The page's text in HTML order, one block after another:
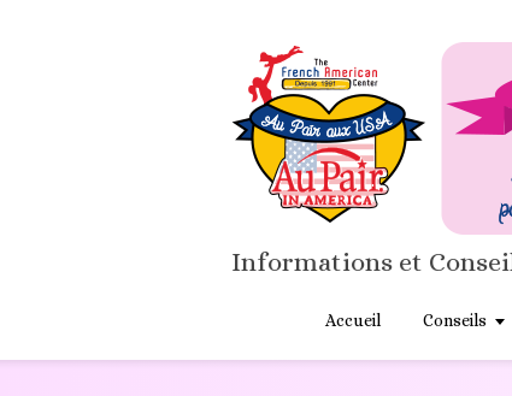
Informations et
Accueil Conseils